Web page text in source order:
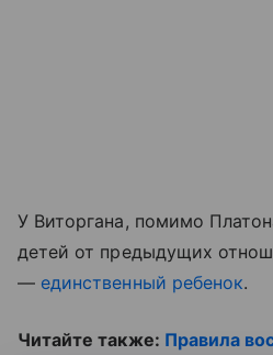
У Виторгана, помимо
детей от предыдущих
— единственный ребенок.
Читайте также: Правила